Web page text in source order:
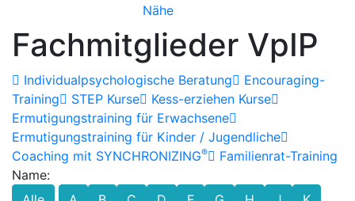
Nähe
Fachmitglieder VpIP
Individualpsychologische Beratung
Encouraging-
Training
STEP Kurse
Kess-erziehen Kurse
Ermutigungstraining für Erwachsene
Ermutigungstraining für Kinder / Jugendliche
Coaching mit SYNCHRONIZING®
Familienrat-Training
Name: